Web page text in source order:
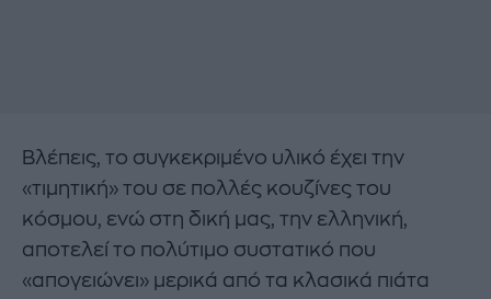
Βλέπεις, το συγκεκριμένο υλικό έχει την
«τιμητική» του σε πολλές κουζίνες του
κόσμου, ενώ στη δική μας, την ελληνική,
αποτελεί το πολύτιμο συστατικό που
«απογειώνει» μερικά από τα κλασικά πιάτα